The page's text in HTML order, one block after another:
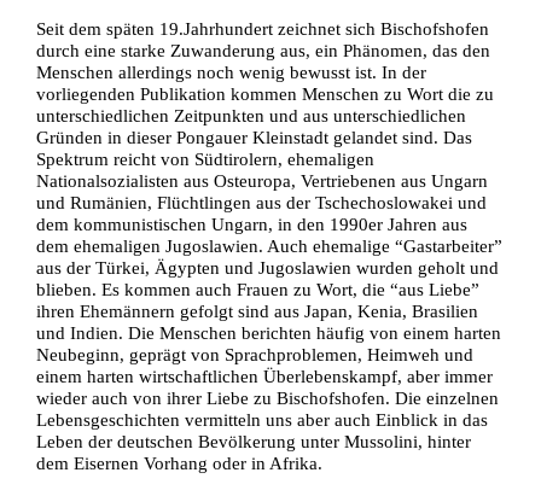
Seit dem späten 19.Jahrhundert zeichnet sich Bischofshofen
durch eine starke Zuwanderung aus, ein Phänomen, das den
Menschen allerdings noch wenig bewusst ist. In der
vorliegenden Publikation kommen Menschen zu Wort die zu
unterschiedlichen Zeitpunkten und aus unterschiedlichen
Gründen in dieser Pongauer Kleinstadt gelandet sind. Das
Spektrum reicht von Südtirolern, ehemaligen
Nationalsozialisten aus Osteuropa, Vertriebenen aus Ungarn
und Rumänien, Flüchtlingen aus der Tschechoslowakei und
dem kommunistischen Ungarn, in den 1990er Jahren aus
dem ehemaligen Jugoslawien. Auch ehemalige “Gastarbeiter”
aus der Türkei, Ägypten und Jugoslawien wurden geholt und
blieben. Es kommen auch Frauen zu Wort, die “aus Liebe”
ihren Ehemännern gefolgt sind aus Japan, Kenia, Brasilien
und Indien. Die Menschen berichten häufig von einem harten
Neubeginn, geprägt von Sprachproblemen, Heimweh und
einem harten wirtschaftlichen Überlebenskampf, aber immer
wieder auch von ihrer Liebe zu Bischofshofen. Die einzelnen
Lebensgeschichten vermitteln uns aber auch Einblick in das
Leben der deutschen Bevölkerung unter Mussolini, hinter
dem Eisernen Vorhang oder in Afrika.